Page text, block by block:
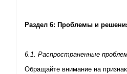
Раздел 6: Проблемы и
6.1. Распространенные
Обращайте внимание на